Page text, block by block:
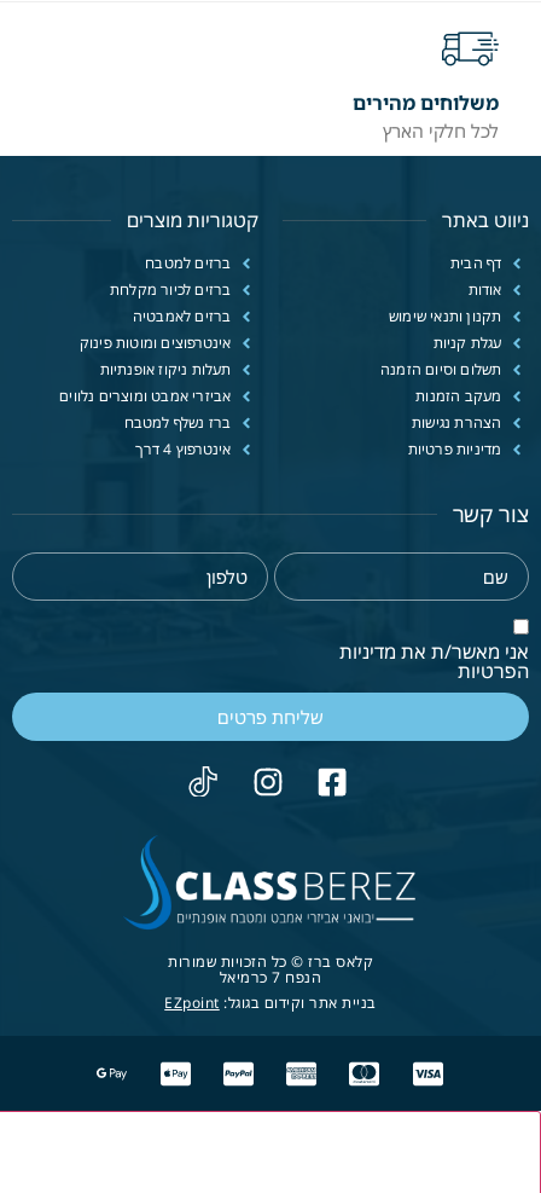
משלוחים מהירים
לכל חלקי הארץ
ניווט באתר
דף הבית
אודות
תקנון ותנאי שימוש
עגלת קניות
תשלום וסיום הזמנה
מעקב הזמנות
הצהרת נגישות
מדיניות פרטיות
קטגוריות מוצרים
ברזים למטבח
ברזים לכיור מקלחת
ברזים לאמבטיה
אינטרפוצים ומוטות פינוק
תעלות ניקוז אופנתיות
אביזרי אמבט ומוצרים נלווים
ברז נשלף למטבח
אינטרפוץ 4 דרך
צור קשר
אני מאשר/ת את מדיניות
הפרטיות
שליחת פרטים
קלאס ברז © כל הזכויות שמורות
הנפח 7 כרמיאל
בניית אתר וקידום בגוגל: EZpoint